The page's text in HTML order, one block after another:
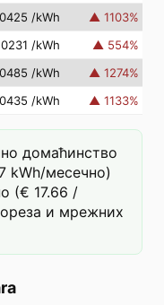
/kWh ▲ 1103%
/kWh ▲ 554%
/kWh ▲ 1274%
/kWh ▲ 1133%
домаћинство
kWh/месечно)
(€ 17.66 /
и мрежних